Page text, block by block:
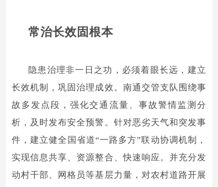
常治长效固根本
隐患治理非一日之功，必须着眼长远，建立
长效机制，巩固治理成效。南通交管支队围绕事
故多发点段，强化交通流量、事故警情监测分
析，及时发布安全预警。针对恶劣天气和突发事
件，建立健全国省道“一路多方”联动协调机制，
实现信息共享、资源整合、快速响应。并充分发
动村干部、网格员等基层力量，对农村道路开展